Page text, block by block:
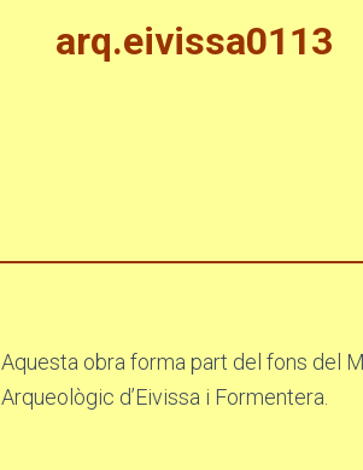
arq.eivissa0113
Aquesta obra forma part del fons del
Arqueològic d’Eivissa i Formentera.